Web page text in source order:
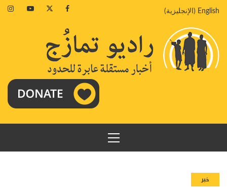
إلىEnglish
( الإنجليزية)
Facebook
Twitter
Youtube
القائمة
الرئيسية
خبر